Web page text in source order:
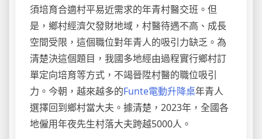
須培育合適村平易近需求的年青村醫交班。但
是，鄉村經濟欠發財地域，村醫待遇不高、成長
空間受限，這個職位對年青人的吸引力缺乏。為
清楚決這個題目，我國多地經由過程實行鄉村訂
單定向培育等方式，不竭晉陞村醫的職位吸引
力。今朝，越來越多的Funte電動升降桌年青人
選擇回到鄉村當大夫。據清楚，2023年，全國各
地僱用年夜先生村落大夫跨越5000人。